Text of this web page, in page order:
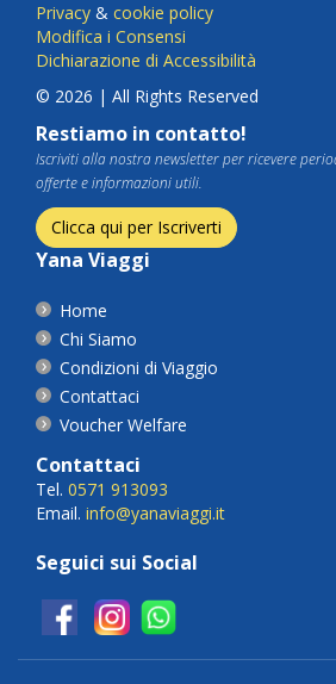
Privacy & cookie policy
Modifica i Consensi
Dichiarazione di Accessibilità
© 2026 | All Rights Reserved
Restiamo in contatto!
Iscriviti alla nostra newsletter per ricevere
offerte e informazioni utili.
Clicca qui per Iscriverti
Yana Viaggi
Home
Chi Siamo
Condizioni di Viaggio
Contattaci
Voucher Welfare
Contattaci
Tel. 0571 913093
Email. info@yanaviaggi.it
Seguici sui Social